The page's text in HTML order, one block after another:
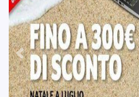
Anterior